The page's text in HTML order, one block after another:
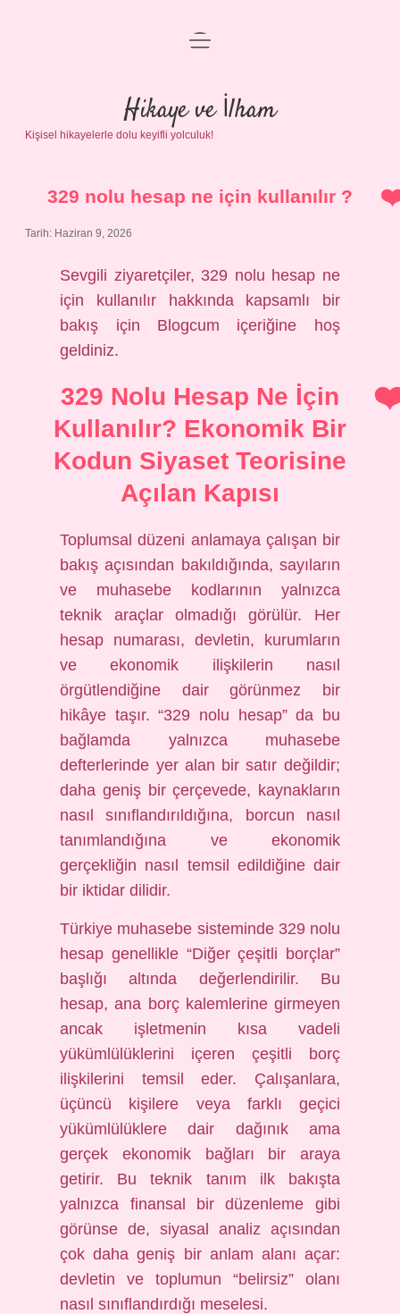
Anasayfa
Gizlilik Politikası
Yasal Uyarı
menüyü
Hikaye ve İlham
Kişisel hikayelerle dolu keyifli yolculuk!
329 nolu hesap ne için kullanılır ?
Tarih: Haziran 9, 2026
Sevgili ziyaretçiler, 329 nolu hesap ne
için kullanılır hakkında kapsamlı bir
bakış için Blogcum içeriğine hoş
geldiniz.
329 Nolu Hesap Ne İçin
Kullanılır? Ekonomik Bir
Kodun Siyaset Teorisine
Açılan Kapısı
Toplumsal düzeni anlamaya çalışan bir
bakış açısından bakıldığında, sayıların
ve muhasebe kodlarının yalnızca
teknik araçlar olmadığı görülür. Her
hesap numarası, devletin, kurumların
ve ekonomik ilişkilerin nasıl
örgütlendiğine dair görünmez bir
hikâye taşır. “329 nolu hesap” da bu
bağlamda yalnızca muhasebe
defterlerinde yer alan bir satır değildir;
daha geniş bir çerçevede, kaynakların
nasıl sınıflandırıldığına, borcun nasıl
tanımlandığına ve ekonomik
gerçekliğin nasıl temsil edildiğine dair
bir iktidar dilidir.
Türkiye muhasebe sisteminde 329 nolu
hesap genellikle “Diğer çeşitli borçlar”
başlığı altında değerlendirilir. Bu
hesap, ana borç kalemlerine girmeyen
ancak işletmenin kısa vadeli
yükümlülüklerini içeren çeşitli borç
ilişkilerini temsil eder. Çalışanlara,
üçüncü kişilere veya farklı geçici
yükümlülüklere dair dağınık ama
gerçek ekonomik bağları bir araya
getirir. Bu teknik tanım ilk bakışta
yalnızca finansal bir düzenleme gibi
görünse de, siyasal analiz açısından
çok daha geniş bir anlam alanı açar:
devletin ve toplumun “belirsiz” olanı
nasıl sınıflandırdığı meselesi.